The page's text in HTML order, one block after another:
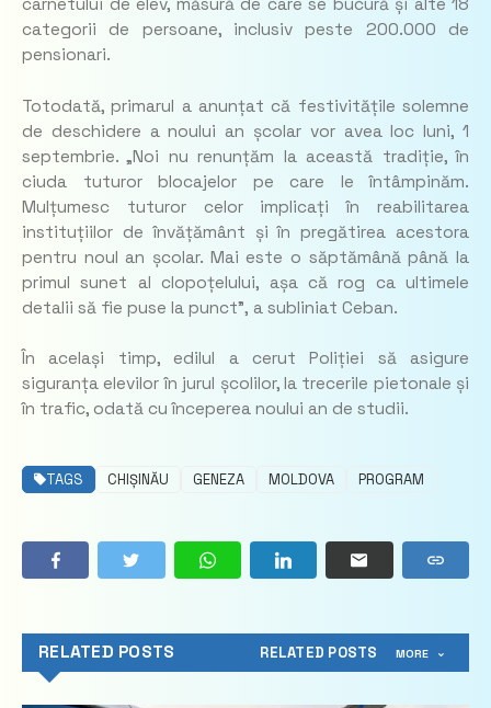
carnetului de elev, măsură de care se bucură și alte 18
categorii de persoane, inclusiv peste 200.000 de
pensionari.
Totodată, primarul a anunțat că festivitățile solemne
de deschidere a noului an școlar vor avea loc luni, 1
septembrie. „Noi nu renunțăm la această tradiție, în
ciuda tuturor blocajelor pe care le întâmpinăm.
Mulțumesc tuturor celor implicați în reabilitarea
instituțiilor de învățământ și în pregătirea acestora
pentru noul an școlar. Mai este o săptămână până la
primul sunet al clopoțelului, așa că rog ca ultimele
detalii să fie puse la punct”, a subliniat Ceban.
În același timp, edilul a cerut Poliției să asigure
siguranța elevilor în jurul școlilor, la trecerile pietonale și
în trafic, odată cu începerea noului an de studii.
TAGS CHIȘINĂU GENEZA MOLDOVA PROGRAM
RELATED POSTS RELATED POSTS MORE